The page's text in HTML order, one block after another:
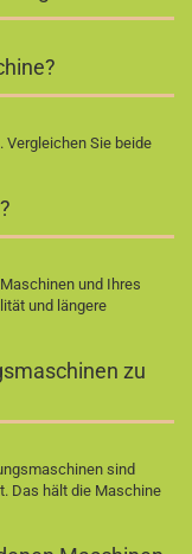
Sie beide
und Ihres
und längere
zu
sind
Das hält die Maschine